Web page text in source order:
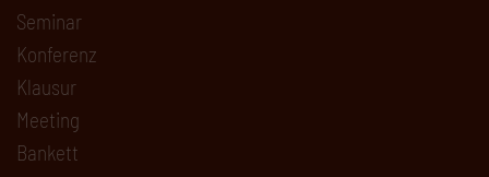
Seminar
Konferenz
Klausur
Meeting
Bankett